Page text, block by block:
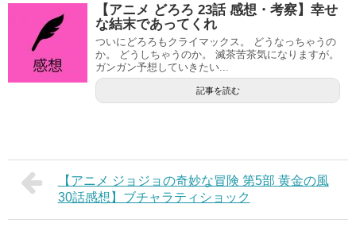
【アニメ どろろ 23話 感想・考察】幸せ
な結末であってくれ
ついにどろろもクライマックス。 どうなっちゃうの
か。 どうしちゃうのか。 滅茶苦茶気になりますが。
ガンガン予想していきたい...
記事を読む
【アニメ ジョジョの奇妙な冒険 第5部 黄金の風
30話感想】ブチャラティショック